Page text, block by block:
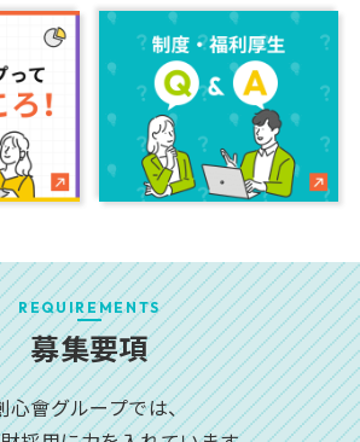
REQUIREMENTS
募集要項
心會グループでは、